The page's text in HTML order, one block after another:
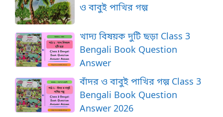
ও বাবুই পাখির গল্প
খাদ্য বিষয়ক দুটি ছড়া Class 3
Bengali Book Question
Answer
বাঁদর ও বাবুই পাখির গল্প Class 3
Bengali Book Question
Answer 2026